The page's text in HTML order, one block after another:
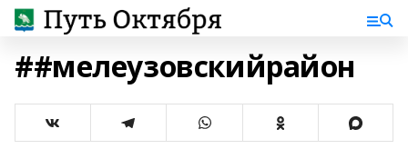
##мелеузовскийрайон